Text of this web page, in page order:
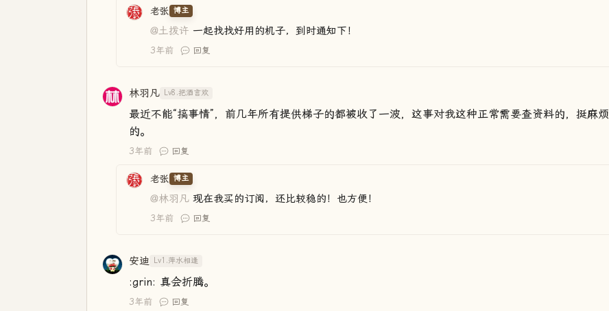
老张 博主
@土拨许 一起找找好用的机子，到时通知下！
3年前 回复
林羽凡 Lv8.把酒言欢
最近不能“搞事情”，前几年所有提供梯子的都被收了一波，这事对我这种正常需要查资料的，挺麻烦
的。
3年前 回复
老张 博主
@林羽凡 现在我买的订阅，还比较稳的！也方便！
3年前 回复
安迪 Lv1.萍水相逢
:grin: 真会折腾。
3年前 回复